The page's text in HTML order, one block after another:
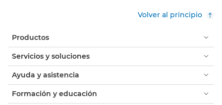
Volver al principio
Productos
Servicios y soluciones
Ayuda y asistencia
Formación y educación